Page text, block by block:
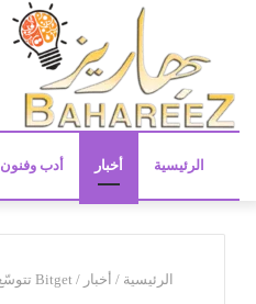
الرئيسية أخبار أدب وفنون
الرئيسية / أخبار / Bitget تتوسّع إلى مجال TradFi وتُتيح التداول متعدد الأصول لمستخدمي منطقة MENA